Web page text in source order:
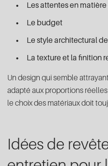
Les attentes en
Le budget
Le style architectural
La texture et la finition
Un design qui semble
adapté aux proportions réelles
le choix des matériaux doit
Idées de